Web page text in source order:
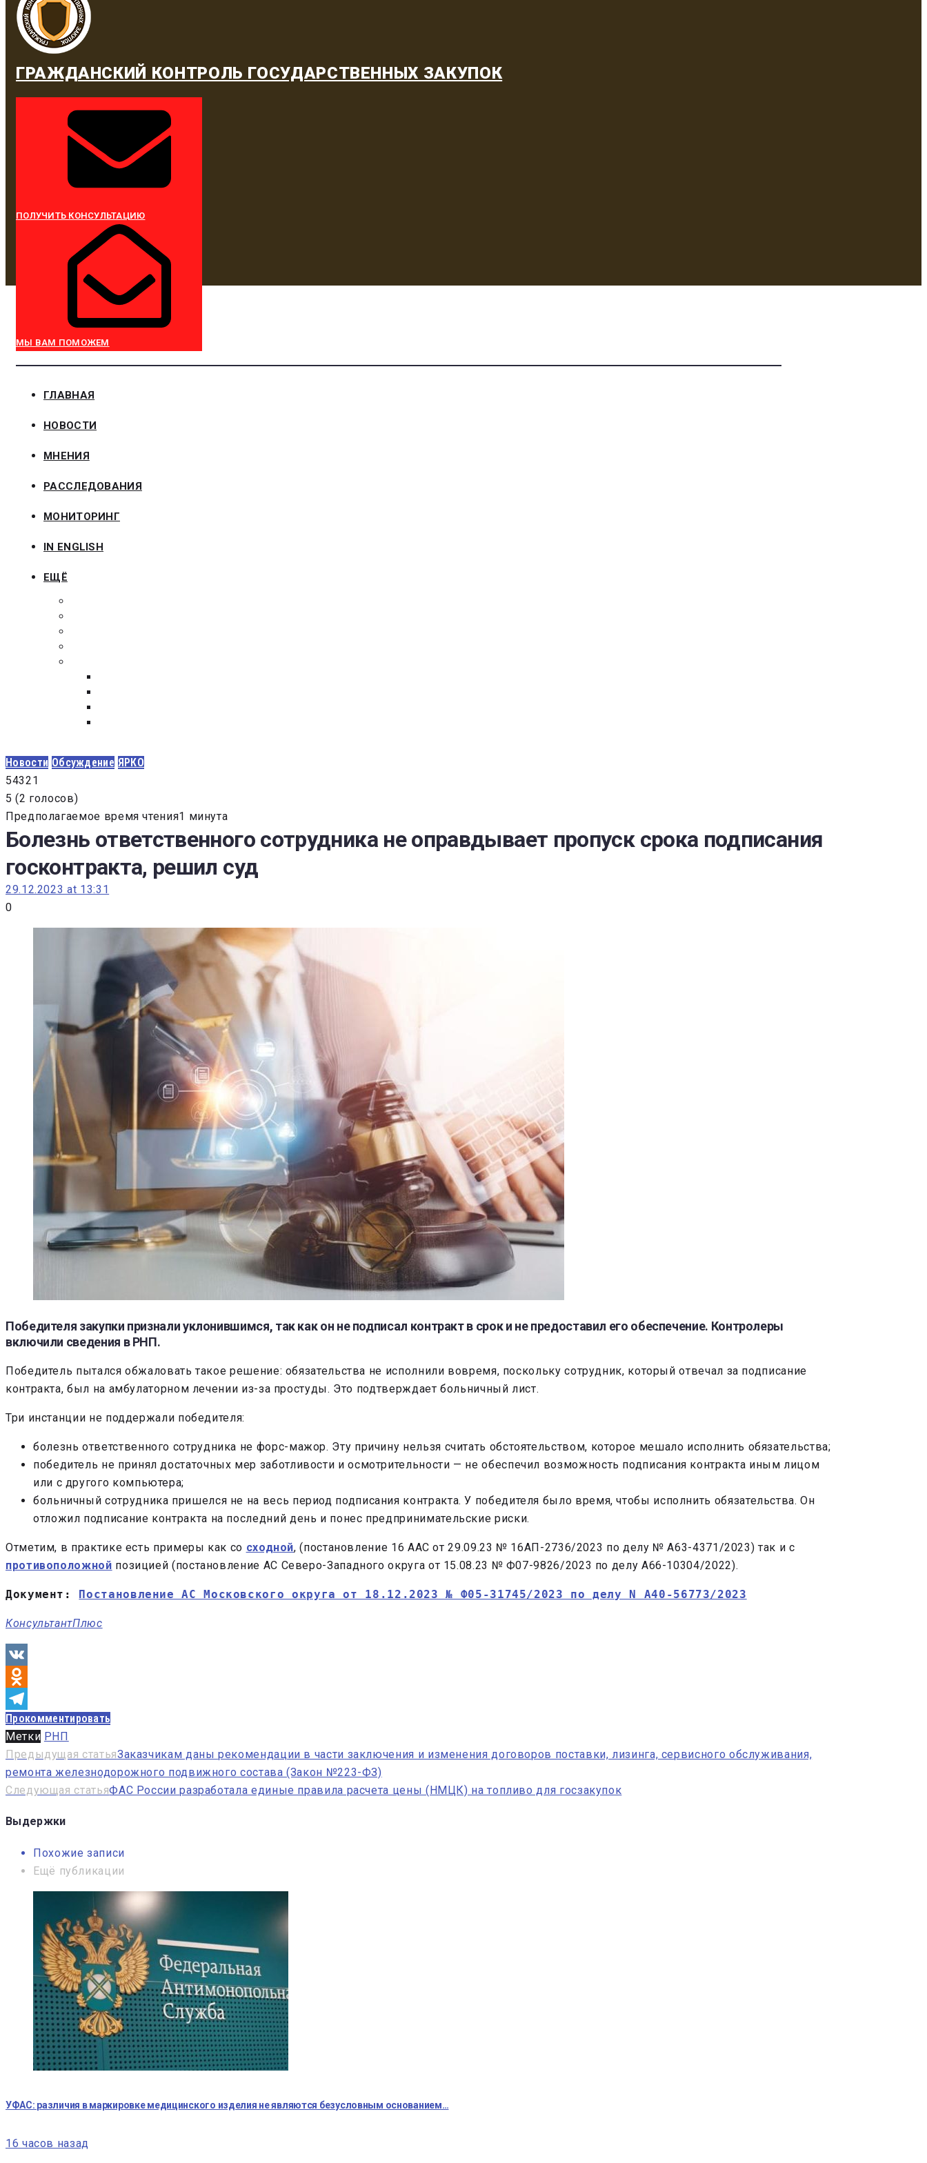
ГРАЖДАНСКИЙ КОНТРОЛЬ ГОСУДАРСТВЕННЫХ ЗАКУПОК
ПОЛУЧИТЬ КОНСУЛЬТАЦИЮ
МЫ ВАМ ПОМОЖЕМ
ГЛАВНАЯ
НОВОСТИ
МНЕНИЯ
РАССЛЕДОВАНИЯ
МОНИТОРИНГ
IN ENGLISH
ЕЩЁ
Новости Обсуждение ЯРКО
54321
5 (2 голосов)
Предполагаемое время чтения1 минута
Болезнь ответственного сотрудника не оправдывает пропуск срока подписания
госконтракта, решил суд
29.12.2023 at 13:31
0
Победителя закупки признали уклонившимся, так как он не подписал контракт в срок и не предоставил его обеспечение. Контролеры
включили сведения в РНП.
Победитель пытался обжаловать такое решение: обязательства не исполнили вовремя, поскольку сотрудник, который отвечал за подписание
контракта, был на амбулаторном лечении из-за простуды. Это подтверждает больничный лист.
Три инстанции не поддержали победителя:
болезнь ответственного сотрудника не форс-мажор. Эту причину нельзя считать обстоятельством, которое мешало исполнить обязательства;
победитель не принял достаточных мер заботливости и осмотрительности — не обеспечил возможность подписания контракта иным лицом
или с другого компьютера;
больничный сотрудника пришелся не на весь период подписания контракта. У победителя было время, чтобы исполнить обязательства. Он
отложил подписание контракта на последний день и понес предпринимательские риски.
Отметим, в практике есть примеры как со сходной, (постановление 16 ААС от 29.09.23 № 16АП-2736/2023 по делу № А63-4371/2023) так и с
противоположной позицией (постановление АС Северо-Западного округа от 15.08.23 № Ф07-9826/2023 по делу А66-10304/2022).
Документ: Постановление АС Московского округа от 18.12.2023 № Ф05-31745/2023 по делу N А40-56773/2023
КонсультантПлюс
VK
Odnoklassniki
Telegram
Прокомментировать
Метки РНП
Навигация
по
записям
Предыдущая статьяЗаказчикам даны рекомендации в части заключения и изменения договоров поставки, лизинга, сервисного обслуживания,
ремонта железнодорожного подвижного состава (Закон №223-ФЗ)
Следующая статьяФАС России разработала единые правила расчета цены (НМЦК) на топливо для госзакупок
Выдержки
Похожие записи
Ещё публикации
УФАС: различия в маркировке медицинского изделия не являются безусловным основанием…
16 часов назад